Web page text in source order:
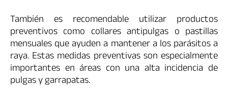
También es recomendable utilizar productos
preventivos como collares antipulgas o pastillas
mensuales que ayuden a mantener a los parásitos a
raya. Estas medidas preventivas son especialmente
importantes en áreas con una alta incidencia de
pulgas y garrapatas.